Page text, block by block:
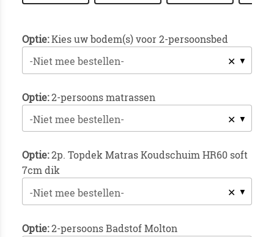
Optie:Kies uw bodem(s) voor 2-persoonsbed
✕
-Niet mee bestellen-
Optie:2-persoons matrassen
✕
-Niet mee bestellen-
Optie:2p. Topdek Matras Koudschuim HR60 soft
7cm dik
✕
-Niet mee bestellen-
Optie:2-persoons Badstof Molton